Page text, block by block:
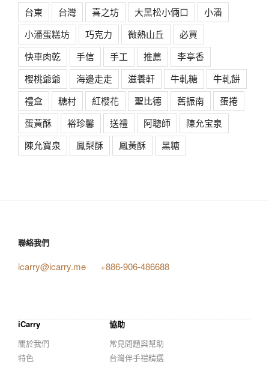
台東
台灣 喜之坊 大黑松小倆口
小潘
小潘蛋糕坊
巧克力 微熱山丘
必買
快車肉乾
手信 手工 推薦
李亭香
櫻桃爺爺
海邊走走 滋養軒 牛軋糖
牛軋餅
禮盒
糖村 紅櫻花 聖比德 舊振南
蛋捲
蛋黃酥
裕珍馨 送禮 阿聰師
陳允宝泉
陳允寶泉
鳳梨酥 鳳黃酥 黑糖
聯絡我們
icarry@icarry.me +886-906-486688
iCarry
關於我們
特色
協助
常見問題與幫助
台灣伴手禮精選